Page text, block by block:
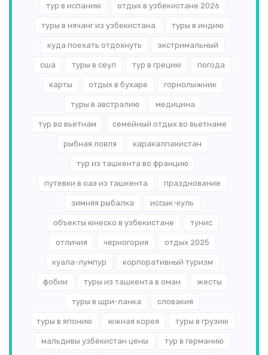
тур в испанию отдых в узбекистане 2026
туры в нячанг из узбекистана туры в индию
куда поехать отдохнуть экстримальный
сша туры в сеул тур в грецию погода
карты отдых в бухаре горнолыжник
туры в австралию медицина
тур во вьетнам семейный отдых во вьетнаме
рыбная ловля каракалпакистан
тур из ташкента во францию
путевки в оаэ из ташкента празднование
зимняя рыбалка иссык-куль
объекты юнеско в узбекистане тунис
отличия черногория отдых 2025
куала-лумпур корпоративный туризм
фобии туры из ташкента в оман жесты
туры в шри-ланка словакия
туры в японию южная корея туры в грузию
мальдивы узбекистан цены тур в германию